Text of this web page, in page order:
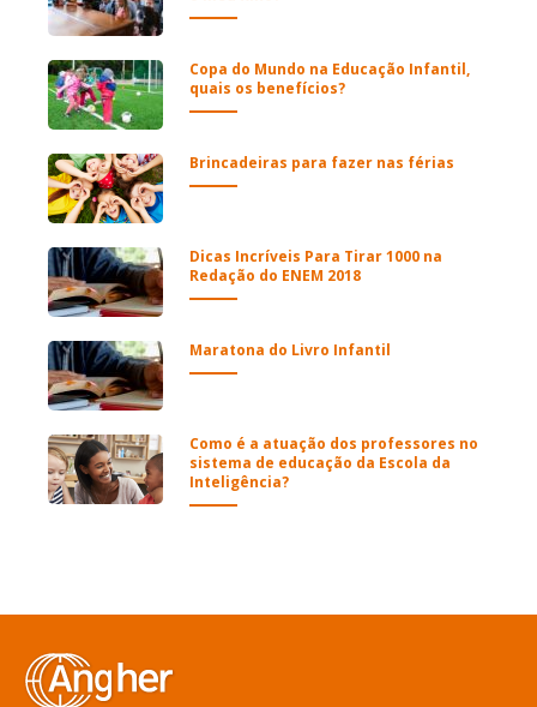
Copa do Mundo na Educação Infantil,
quais os benefícios?
Brincadeiras para fazer nas férias
Dicas Incríveis Para Tirar 1000 na
Redação do ENEM 2018
Maratona do Livro Infantil
Como é a atuação dos professores no
sistema de educação da Escola da
Inteligência?